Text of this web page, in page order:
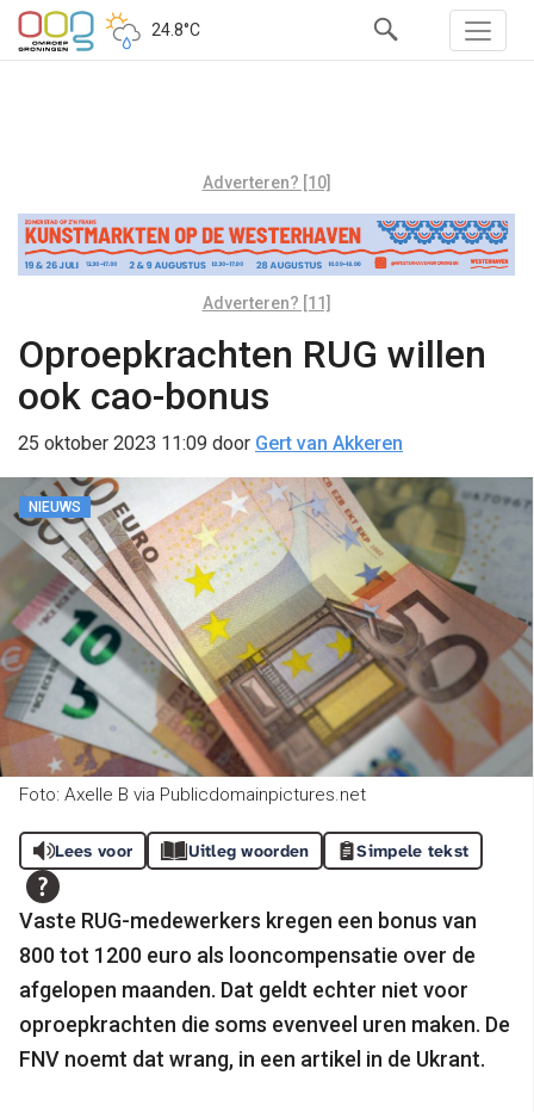
24.8°C
Adverteren? [10]
Adverteren? [11]
Oproepkrachten RUG willen
ook cao-bonus
25 oktober 2023 11:09 door Gert van Akkeren
NIEUWS
Foto: Axelle B via Publicdomainpictures.net
Lees voor Uitleg woorden Simpele tekst
Vaste RUG-medewerkers kregen een bonus van
800 tot 1200 euro als looncompensatie over de
afgelopen maanden. Dat geldt echter niet voor
oproepkrachten die soms evenveel uren maken. De
FNV noemt dat wrang, in een artikel in de Ukrant.